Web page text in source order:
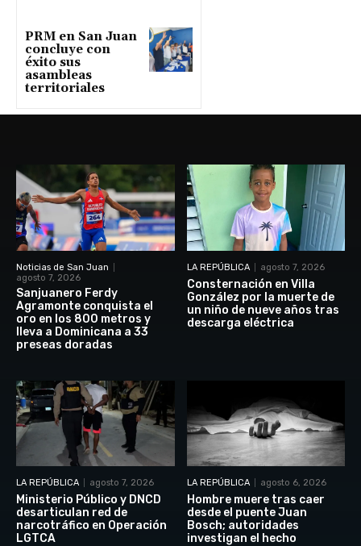
PRM en San Juan
concluye con
éxito sus
asambleas
territoriales
Noticias de San Juan
agosto 7, 2026
Sanjuanero Ferdy
Agramonte conquista el
oro en los 800 metros y
lleva a Dominicana a 33
preseas doradas
LA REPÚBLICA agosto 7, 2026
Consternación en Villa
González por la muerte de
un niño de nueve años tras
descarga eléctrica
LA REPÚBLICA agosto 7, 2026
Ministerio Público y DNCD
desarticulan red de
narcotráfico en Operación
LGTCA
LA REPÚBLICA agosto 6, 2026
Hombre muere tras caer
desde el puente Juan
Bosch; autoridades
investigan el hecho